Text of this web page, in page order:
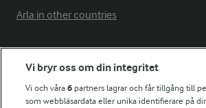
Arla in other countries
Fler Arlasajter
För ägare
Vi bryr oss om din integritet
Vi och våra6 partners lagrar och får tillgång till
som webbläsardata eller unika identifierare på